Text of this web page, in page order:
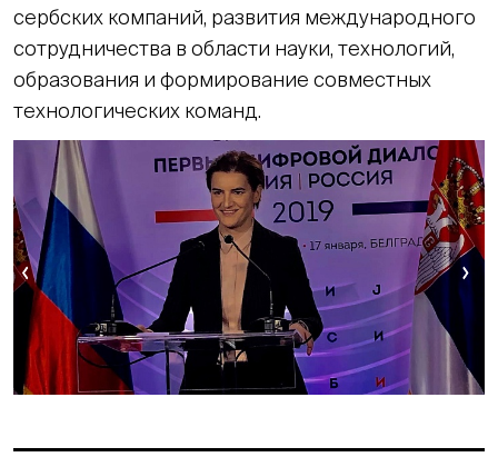
сербских компаний, развития международного
сотрудничества в области науки, технологий,
образования и формирование совместных
технологических команд.